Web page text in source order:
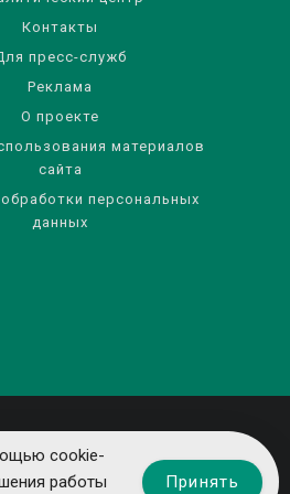
Контакты
пресс-служб
Реклама
О проекте
материалов
сайта
персональных
данных
cookie-
работы Принять